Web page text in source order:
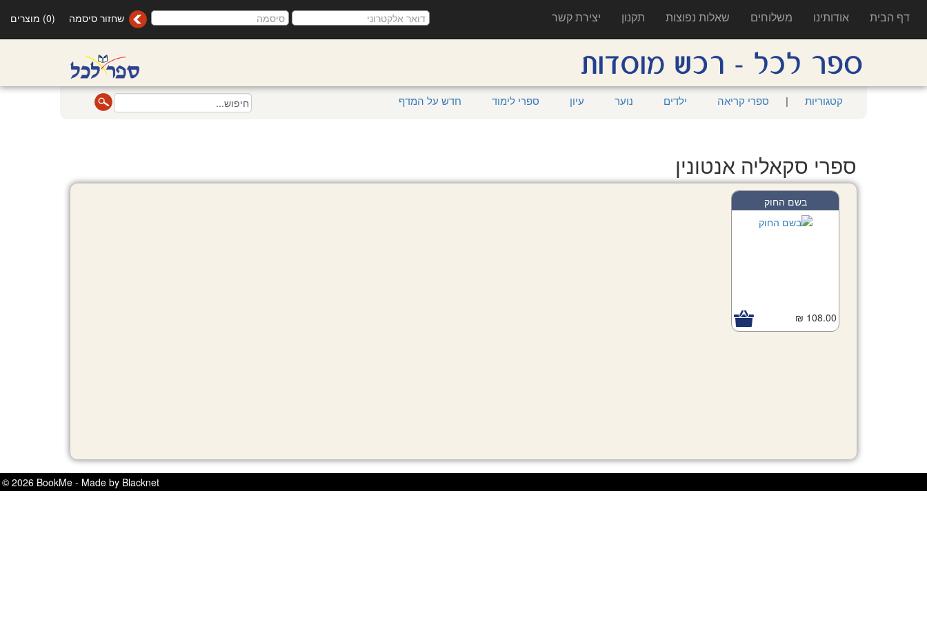
דף הבית אודותינו משלוחים שאלות נפוצות תקנון יצירת קשר שחזור סיסמה (0) מוצרים
קטגוריות | ספרי קריאה ילדים נוער עיון ספרי לימוד חדש על המדף
ספרי סקאליה אנטונין
בשם החוק
108.00 ₪
© 2026 BookMe - Made by Blacknet